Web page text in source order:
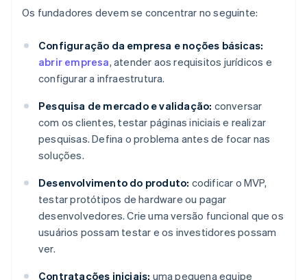
Os fundadores devem se concentrar no seguinte:
Configuração da empresa e noções básicas:
abrir empresa, atender aos requisitos jurídicos e
configurar a infraestrutura.
Pesquisa de mercado e validação: conversar
com os clientes, testar páginas iniciais e realizar
pesquisas. Defina o problema antes de focar nas
soluções.
Desenvolvimento do produto: codificar o MVP,
testar protótipos de hardware ou pagar
desenvolvedores. Crie uma versão funcional que os
usuários possam testar e os investidores possam
ver.
Contratações iniciais: uma pequena equipe